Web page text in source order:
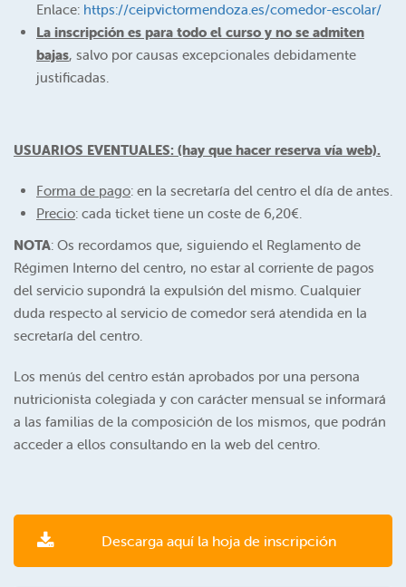
Enlace: https://ceipvictormendoza.es/comedor-escolar/
La inscripción es para todo el curso y no se admiten
bajas, salvo por causas excepcionales debidamente
justificadas.
USUARIOS EVENTUALES: (hay que hacer reserva vía web).
Forma de pago: en la secretaría del centro el día de antes.
Precio: cada ticket tiene un coste de 6,20€.
NOTA: Os recordamos que, siguiendo el Reglamento de
Régimen Interno del centro, no estar al corriente de pagos
del servicio supondrá la expulsión del mismo. Cualquier
duda respecto al servicio de comedor será atendida en la
secretaría del centro.
Los menús del centro están aprobados por una persona
nutricionista colegiada y con carácter mensual se informará
a las familias de la composición de los mismos, que podrán
acceder a ellos consultando en la web del centro.
Descarga aquí la hoja de inscripción